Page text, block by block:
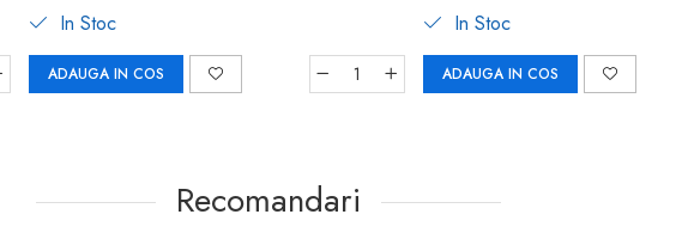
In Stoc
ADAUGA IN COS
In Stoc
ADAUGA IN COS
Recomandari